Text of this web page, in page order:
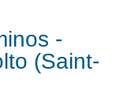
-
(Saint-